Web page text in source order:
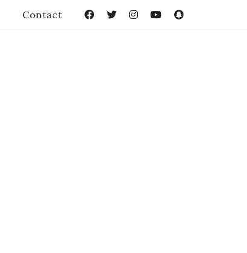
Contact FacebookTwitterInstagramYouTube